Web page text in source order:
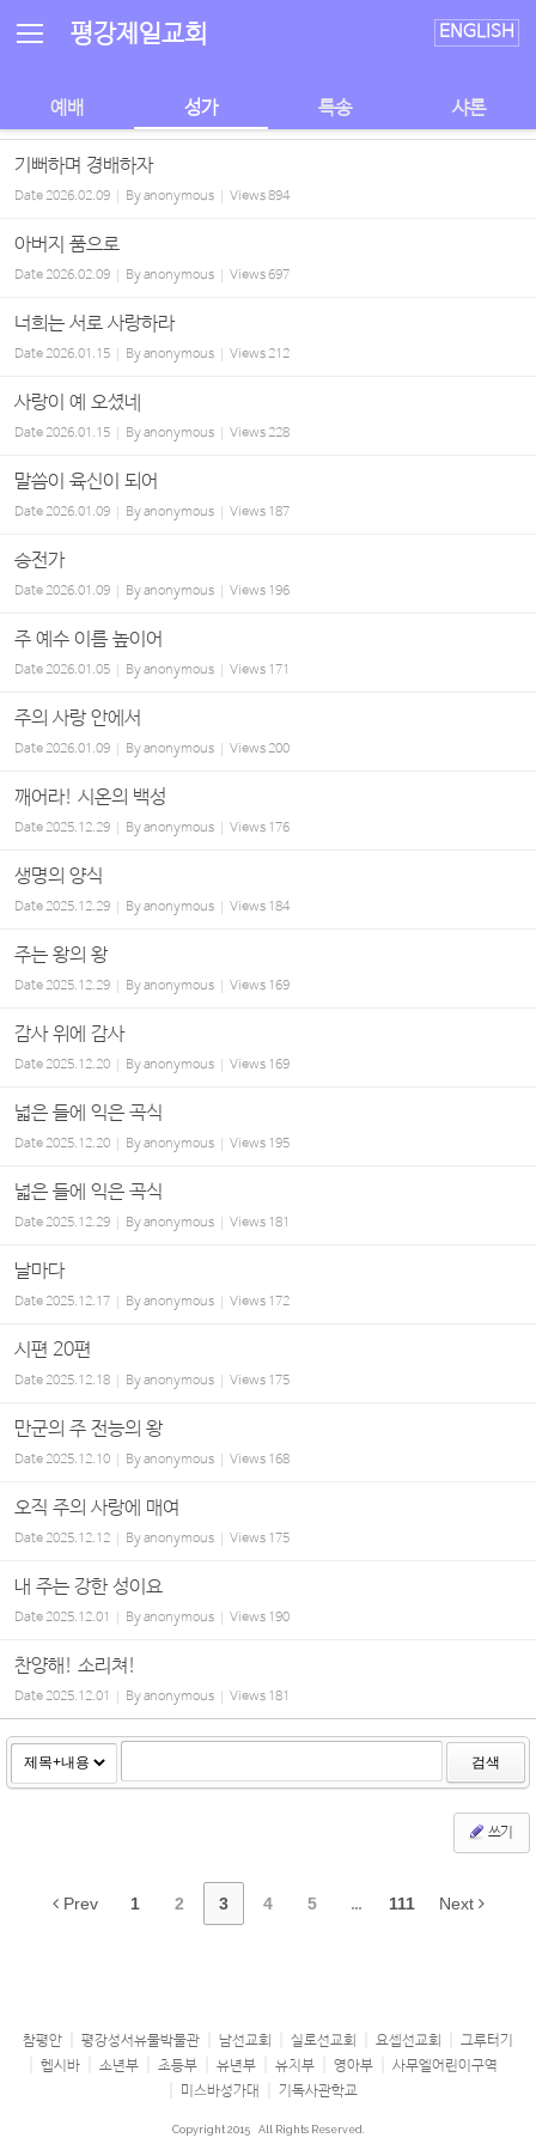
평강제일교회 ENGLISH
예배 성가 특송 샤론
기뻐하며 경배하자
Date2026.02.09 Byanonymous Views894
아버지 품으로
Date2026.02.09 Byanonymous Views697
너희는 서로 사랑하라
Date2026.01.15 Byanonymous Views212
사랑이 예 오셨네
Date2026.01.15 Byanonymous Views228
말씀이 육신이 되어
Date2026.01.09 Byanonymous Views 187
승전가
Date2026.01.09 Byanonymous Views 196
주 예수 이름 높이어
Date2026.01.05 Byanonymous Views 171
주의 사랑 안에서
Date2026.01.09 Byanonymous Views200
깨어라! 시온의 백성
Date2025.12.29 Byanonymous Views 176
생명의 양식
Date2025.12.29 Byanonymous Views 184
주는 왕의 왕
Date2025.12.29 Byanonymous Views 169
감사 위에 감사
Date2025.12.20 Byanonymous Views 169
넓은 들에 익은 곡식
Date2025.12.20 Byanonymous Views 195
넓은 들에 익은 곡식
Date2025.12.29 Byanonymous Views 181
날마다
Date2025.12.17 Byanonymous Views 172
시편 20편
Date2025.12.18 Byanonymous Views 175
만군의 주 전능의 왕
Date2025.12.10 Byanonymous Views 168
오직 주의 사랑에 매여
Date2025.12.12 Byanonymous Views 175
내 주는 강한 성이요
Date2025.12.01 Byanonymous Views 190
찬양해! 소리쳐!
Date2025.12.01 Byanonymous Views 181
검색
쓰기
Prev 1 2 3 4 5 ... 111 Next
참평안 평강성서유물박물관 남선교회 실로선교회 요셉선교회
그루터기
헵시바
소년부 초등부 유년부 유치부 영아부
사무엘어린이구역
미스바성가대
기독사관학교
Copyright 2015 All Rights Reserved.